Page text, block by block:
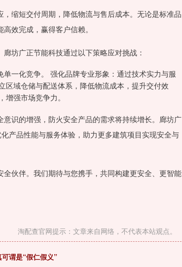
缩短交付周期，降低物流与售后成本。无论是标准品
效完成，赢得客户信赖。
坊广正节能科技通过以下策略应对挑战：
一化竞争。 强化品牌专业形象：通过技术实力与服
区域仓储与配送体系，降低物流成本，提升交付效
强市场竞争力。
识的增强，防火安全产品的需求将持续增长。廊坊广
产品性能与服务体验，助力更多建筑项目实现安全与
伙伴。我们期待与您携手，共同构建更安全、更智能
淘配查官网提示：文章来自网络，不代表本站观点。
谓是“假仁假义”